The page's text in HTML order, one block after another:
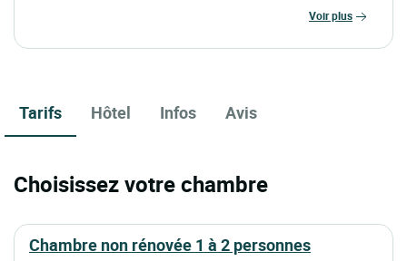
voir plus
Tarifs Hôtel Infos Avis
Choisissez votre chambre
chambre non rénovée 1 à 2 personnes